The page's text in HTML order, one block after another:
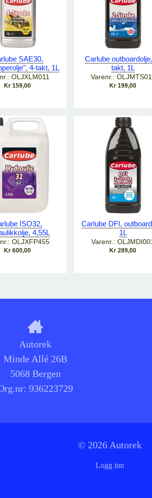
SAE30,
4-takt, 1L
OLJXLM011
Kr 159,00
Carlube
takt, 1L
Varenr.:
Kr 199,00
ISO32,
4,55L
OLJXFP455
Kr 600,00
Carlube DFI,
1L
Varenr.:
Kr 289,00
Autorek
Minde Allé 26B
5068 Bergen
936223729
© 2026 Autorek
Logg inn